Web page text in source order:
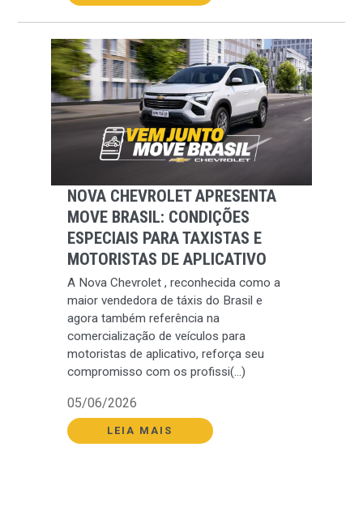
NOVA CHEVROLET APRESENTA
MOVE BRASIL: CONDIÇÕES
ESPECIAIS PARA TAXISTAS E
MOTORISTAS DE APLICATIVO
A Nova Chevrolet , reconhecida como a
maior vendedora de táxis do Brasil e
agora também referência na
comercialização de veículos para
motoristas de aplicativo, reforça seu
compromisso com os profissi(...)
05/06/2026
LEIA MAIS